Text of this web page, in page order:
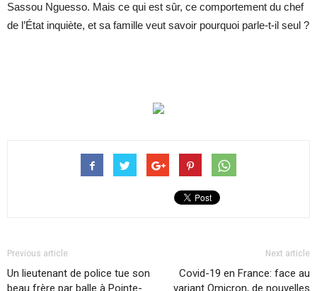
Sassou Nguesso. Mais ce qui est sûr, ce comportement du chef
de l’État inquiète, et sa famille veut savoir pourquoi parle-t-il seul ?
Previous article
Un lieutenant de police tue son
beau frère par balle à Pointe-
Next article
Covid-19 en France: face au
variant Omicron, de nouvelles